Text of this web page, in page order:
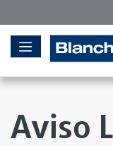
Skip
Aviso